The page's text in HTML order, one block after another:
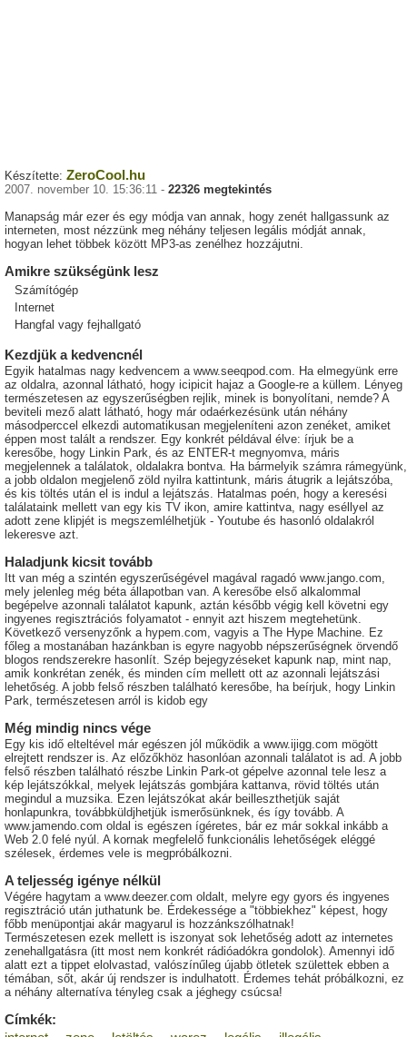
Készítette: ZeroCool.hu
2007. november 10. 15:36:11 - 22326 megtekintés
Manapság már ezer és egy módja van annak, hogy zenét hallgassunk az
interneten, most nézzünk meg néhány teljesen legális módját annak,
hogyan lehet többek között MP3-as zenélhez hozzájutni.
Amikre szükségünk lesz
Számítógép
Internet
Hangfal vagy fejhallgató
Kezdjük a kedvencnél
Egyik hatalmas nagy kedvencem a www.seeqpod.com. Ha elmegyünk erre
az oldalra, azonnal látható, hogy icipicit hajaz a Google-re a küllem. Lényeg
természetesen az egyszerűségben rejlik, minek is bonyolítani, nemde? A
beviteli mező alatt látható, hogy már odaérkezésünk után néhány
másodperccel elkezdi automatikusan megjeleníteni azon zenéket, amiket
éppen most talált a rendszer. Egy konkrét példával élve: írjuk be a
keresőbe, hogy Linkin Park, és az ENTER-t megnyomva, máris
megjelennek a találatok, oldalakra bontva. Ha bármelyik számra rámegyünk,
a jobb oldalon megjelenő zöld nyilra kattintunk, máris átugrik a lejátszóba,
és kis töltés után el is indul a lejátszás. Hatalmas poén, hogy a keresési
találataink mellett van egy kis TV ikon, amire kattintva, nagy eséllyel az
adott zene klipjét is megszemlélhetjük - Youtube és hasonló oldalakról
lekeresve azt.
Haladjunk kicsit tovább
Itt van még a szintén egyszerűségével magával ragadó www.jango.com,
mely jelenleg még béta állapotban van. A keresőbe első alkalommal
begépelve azonnali találatot kapunk, aztán később végig kell követni egy
ingyenes regisztrációs folyamatot - ennyit azt hiszem megtehetünk.
Következő versenyzőnk a hypem.com, vagyis a The Hype Machine. Ez
főleg a mostanában hazánkban is egyre nagyobb népszerűségnek örvendő
blogos rendszerekre hasonlít. Szép bejegyzéseket kapunk nap, mint nap,
amik konkrétan zenék, és minden cím mellett ott az azonnali lejátszási
lehetőség. A jobb felső részben található keresőbe, ha beírjuk, hogy Linkin
Park, természetesen arról is kidob egy
Még mindig nincs vége
Egy kis idő elteltével már egészen jól működik a www.ijigg.com mögött
elrejtett rendszer is. Az előzőkhöz hasonlóan azonnali találatot is ad. A jobb
felső részben található részbe Linkin Park-ot gépelve azonnal tele lesz a
kép lejátszókkal, melyek lejátszás gombjára kattanva, rövid töltés után
megindul a muzsika. Ezen lejátszókat akár beilleszthetjük saját
honlapunkra, továbbküldjhetjük ismerősünknek, és így tovább. A
www.jamendo.com oldal is egészen ígéretes, bár ez már sokkal inkább a
Web 2.0 felé nyúl. A kornak megfelelő funkcionális lehetőségek eléggé
szélesek, érdemes vele is megpróbálkozni.
A teljesség igénye nélkül
Végére hagytam a www.deezer.com oldalt, melyre egy gyors és ingyenes
regisztráció után juthatunk be. Érdekessége a "többiekhez" képest, hogy
főbb menüpontjai akár magyarul is hozzánkszólhatnak!
Természetesen ezek mellett is iszonyat sok lehetőség adott az internetes
zenehallgatásra (itt most nem konkrét rádióadókra gondolok). Amennyi idő
alatt ezt a tippet elolvastad, valószínűleg újabb ötletek születtek ebben a
témában, sőt, akár új rendszer is indulhatott. Érdemes tehát próbálkozni, ez
a néhány alternatíva tényleg csak a jéghegy csúcsa!
Címkék: